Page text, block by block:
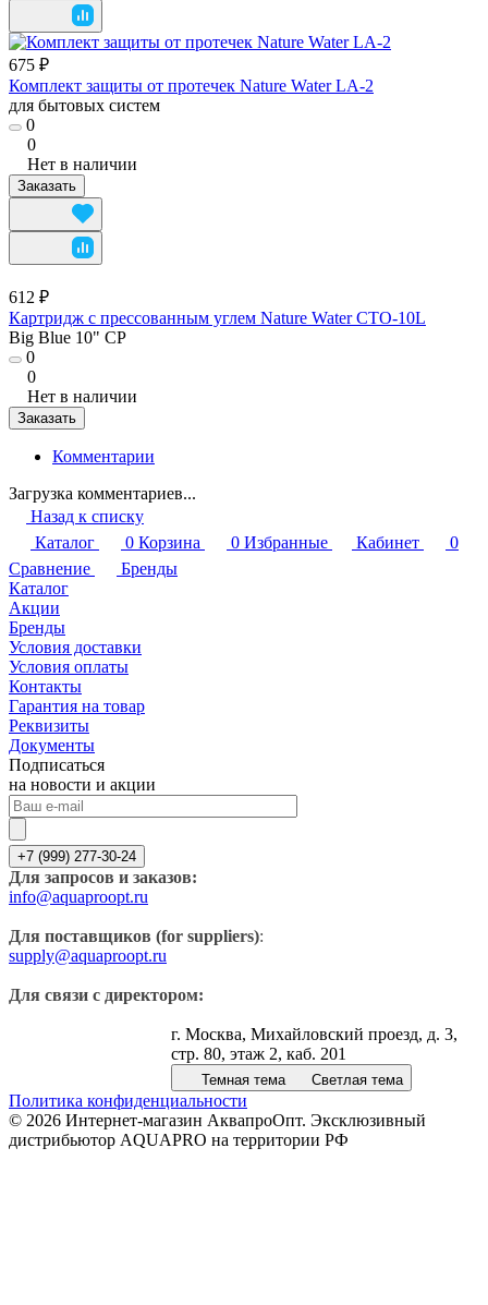
675 ₽
Комплект защиты от протечек Nature Water LA-2
для бытовых систем
0
0
Нет в наличии
Заказать
612 ₽
Картридж с прессованным углем Nature Water CTO-10L
Big Blue 10" CP
0
0
Нет в наличии
Заказать
Комментарии
Загрузка комментариев...
Назад к списку
Каталог
0 Корзина 0 Избранные Кабинет
0
Сравнение
Бренды
Каталог
Акции
Бренды
Условия доставки
Условия оплаты
Контакты
Гарантия на товар
Реквизиты
Документы
Подписаться
на новости и акции
+7 (999) 277-30-24
Для запросов и заказов:
info@aquaproopt.ru
Для поставщиков (for suppliers):
supply@aquaproopt.ru
Для связи с директором:
г. Москва, Михайловский проезд, д. 3,
стр. 80, этаж 2, каб. 201
Темная тема Светлая тема
Политика конфиденциальности
© 2026 Интернет-магазин АквапроОпт. Эксклюзивный
дистрибьютор AQUAPRO на территории РФ